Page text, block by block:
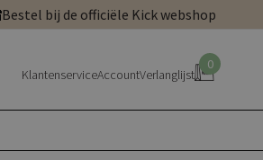
Bestel bij de officiële Kick webshop
KlantenserviceAccountVerlanglijst
0